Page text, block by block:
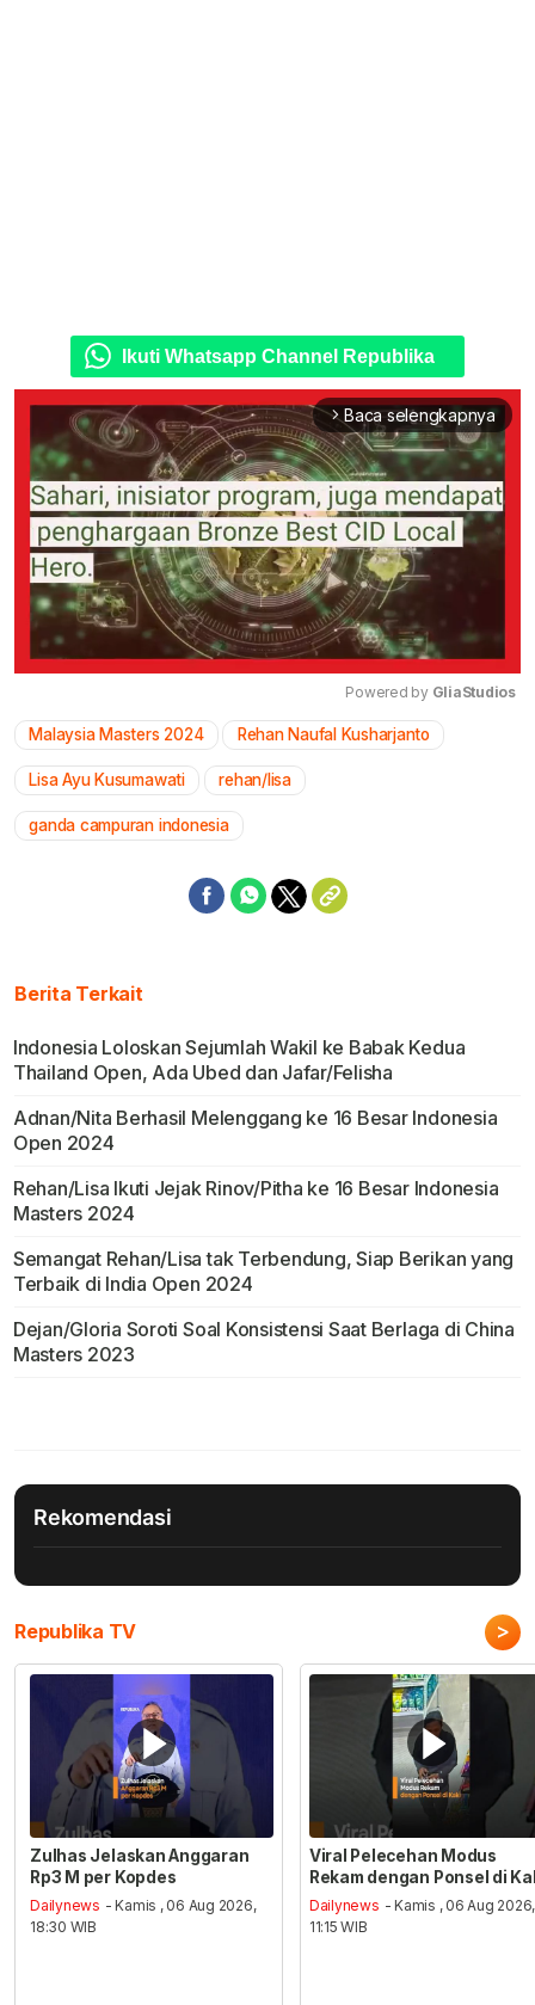
Ikuti Whatsapp Channel Republika
arrow_forward_ios Baca selengkapnya
Mute
Powered by GliaStudios
Malaysia Masters 2024 Rehan Naufal Kusharjanto
Lisa Ayu Kusumawati rehan/lisa
ganda campuran indonesia
Berita Terkait
Indonesia Loloskan Sejumlah Wakil ke Babak Kedua
Thailand Open, Ada Ubed dan Jafar/Felisha
Adnan/Nita Berhasil Melenggang ke 16 Besar Indonesia
Open 2024
Rehan/Lisa Ikuti Jejak Rinov/Pitha ke 16 Besar Indonesia
Masters 2024
Semangat Rehan/Lisa tak Terbendung, Siap Berikan yang
Terbaik di India Open 2024
Dejan/Gloria Soroti Soal Konsistensi Saat Berlaga di China
Masters 2023
Rekomendasi
Republika TV >
Zulhas Jelaskan Anggaran
Rp3 M per Kopdes
Dailynews - Kamis , 06 Aug 2026,
18:30 WIB
Viral Pelecehan Modus
Rekam dengan Ponsel di
Dailynews - Kamis , 06 Aug 2026,
11:15 WIB